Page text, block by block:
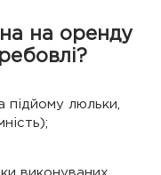
на оренду
підйому люльки,